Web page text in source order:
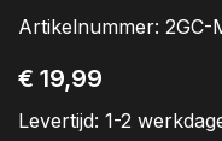
Artikelnummer: 2GC-
€ 19,99
Levertijd: 1-2